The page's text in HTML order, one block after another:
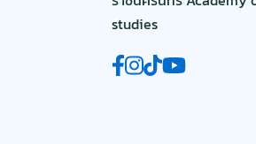
studies